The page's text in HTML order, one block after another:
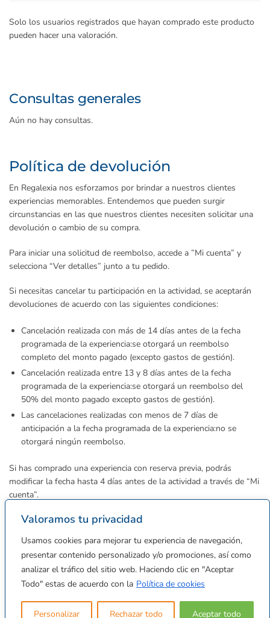
Valoramos tu privacidad
Usamos cookies para mejorar tu experiencia de navegación,
presentar contenido personalizado y/o promociones, así como
analizar el tráfico del sitio web. Haciendo clic en "Aceptar
Todo" estas de acuerdo con la Política de cookies
Personalizar Rechazar todo Aceptar todo
Solo los usuarios registrados que hayan comprado este producto
pueden hacer una valoración.
Consultas generales
Aún no hay consultas.
Política de devolución
En Regalexia nos esforzamos por brindar a nuestros clientes
experiencias memorables. Entendemos que pueden surgir
circunstancias en las que nuestros clientes necesiten solicitar una
devolución o cambio de su compra.
Para iniciar una solicitud de reembolso, accede a ”Mi cuenta” y
selecciona “Ver detalles” junto a tu pedido.
Si necesitas cancelar tu participación en la actividad, se aceptarán
devoluciones de acuerdo con las siguientes condiciones:
Cancelación realizada con más de 14 días antes de la fecha
programada de la experiencia:se otorgará un reembolso
completo del monto pagado (excepto gastos de gestión).
Cancelación realizada entre 13 y 8 días antes de la fecha
programada de la experiencia:se otorgará un reembolso del
50% del monto pagado excepto gastos de gestión).
Las cancelaciones realizadas con menos de 7 días de
anticipación a la fecha programada de la experiencia:no se
otorgará ningún reembolso.
Si has comprado una experiencia con reserva previa, podrás
modificar la fecha hasta 4 días antes de la actividad a través de “Mi
cuenta”.
* En caso de que la experiencia adquirida no sea susceptible a
Recuerda que ante cualquier pregunta, nos puedes escribir un
correo ahola@regalexia.como contactarnos por WhatsApp al+34
640 030 604